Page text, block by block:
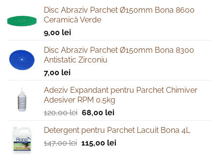
Disc Abraziv Parchet Ø150mm Bona 8600
Ceramică Verde
9,00 lei
Disc Abraziv Parchet Ø150mm Bona 8300
Antistatic Zirconiu
7,00 lei
Adeziv Expandant pentru Parchet Chimiver
Adesiver RPM 0.5kg
120,00lei Prețul
a
fost:
68,00 leiPrețul
este:
68,00 lei.
Detergent pentru Parchet Lacuit Bona 4L
147,00lei Prețul
115,00 leiPrețul